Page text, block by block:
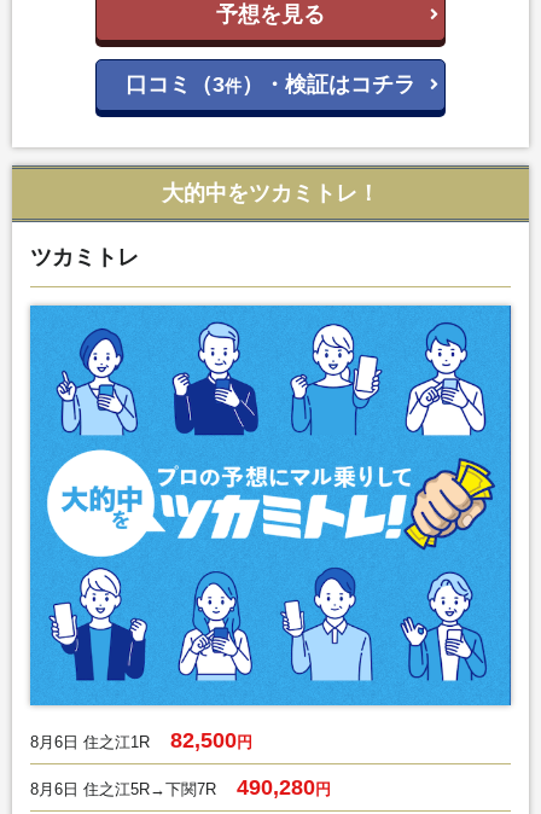
予想を見る
口コミ（3件）・検証はコチラ
大的中をツカミトレ！
ツカミトレ
8月6日 住之江1R 82,500円
8月6日 住之江5R→下関7R 490,280円